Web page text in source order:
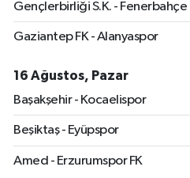
Gençlerbirliği S.K. - Fenerbahçe
Gaziantep FK - Alanyaspor
16 Ağustos, Pazar
Başakşehir - Kocaelispor
Beşiktaş - Eyüpspor
Amed - Erzurumspor FK